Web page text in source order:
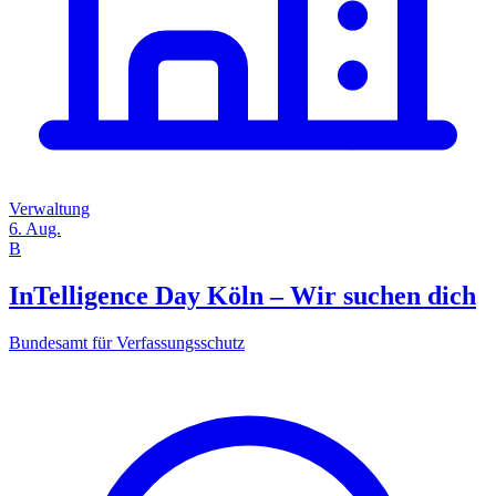
Verwaltung
6. Aug.
B
InTelligence Day Köln – Wir suchen dich
Bundesamt für Verfassungsschutz